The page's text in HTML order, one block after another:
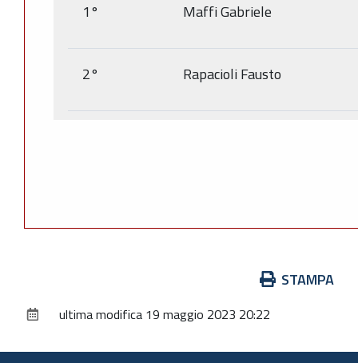
1° Maffi Gabriele
2° Rapacioli Fausto
documento
STAMPA
ultima modifica 19 maggio 2023 20:22